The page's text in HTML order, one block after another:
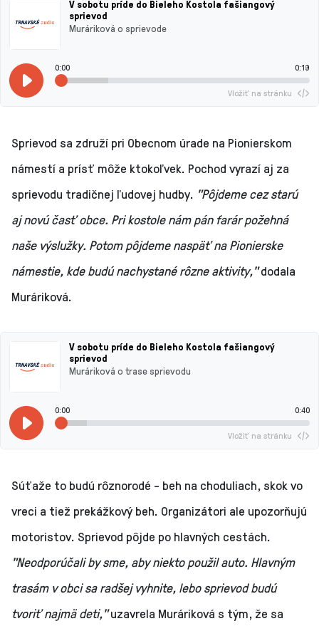
V sobotu príde do Bieleho Kostola fašiangový
sprievod
Muráriková o sprievode
0:00 0:19
Vložiť na stránku
Sprievod sa združí pri Obecnom úrade na Pionierskom
námestí a prísť môže ktokoľvek. Pochod vyrazí aj za
sprievodu tradičnej ľudovej hudby. "Pôjdeme cez starú
aj novú časť obce. Pri kostole nám pán farár požehná
naše výslužky. Potom pôjdeme naspäť na Pionierske
námestie, kde budú nachystané rôzne aktivity,"dodala
Muráriková.
V sobotu príde do Bieleho Kostola fašiangový
sprievod
Muráriková o trase sprievodu
0:00 0:40
Vložiť na stránku
Súťaže to budú rôznorodé - beh na choduliach, skok vo
vreci a tiež prekážkový beh. Organizátori ale upozorňujú
motoristov. Sprievod pôjde po hlavných cestách.
"Neodporúčali by sme, aby niekto použil auto. Hlavným
trasám v obci sa radšej vyhnite, lebo sprievod budú
tvoriť najmä deti,"uzavrela Muráriková s tým, že sa